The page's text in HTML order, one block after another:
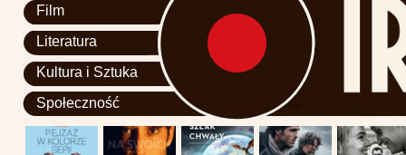
Film
Literatura
Kultura i Sztuka
Społeczność